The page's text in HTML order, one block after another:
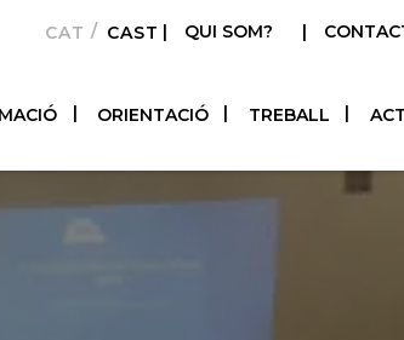
CATALÀCASTELLANO
| QUI SOM? |
ORIENTACIÓ TREBALL